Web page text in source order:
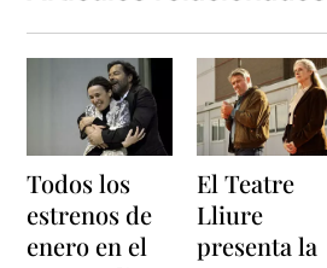
Todos los
estrenos de
enero en el
El Teatre
Lliure
presenta la